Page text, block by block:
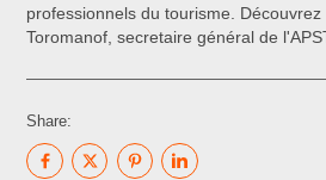
professionnels du tourisme.
Toromanof, secretaire général de
Share: